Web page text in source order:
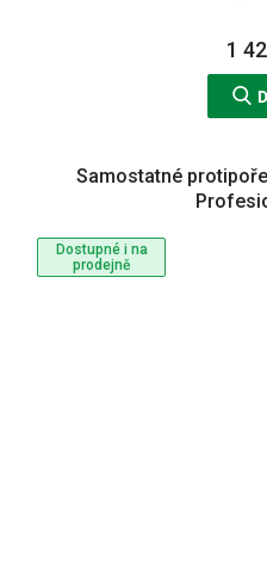
1
Dostupné i na
prodejně
Samostatné